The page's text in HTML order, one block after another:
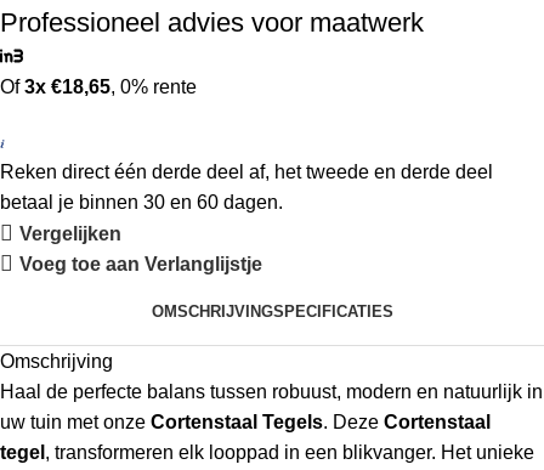
Professioneel advies voor maatwerk
Of3x €18,65, 0% rente
Reken direct één derde deel af, het tweede en derde deel
betaal je binnen 30 en 60 dagen.
Vergelijken
Voeg toe aan Verlanglijstje
OMSCHRIJVINGSPECIFICATIES
Omschrijving
Haal de perfecte balans tussen robuust, modern en natuurlijk in
uw tuin met onze Cortenstaal Tegels. Deze Cortenstaal
tegel , transformeren elk looppad in een blikvanger. Het unieke